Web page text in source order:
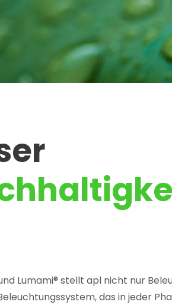
Lumami® stellt apl nicht nur
das in jeder